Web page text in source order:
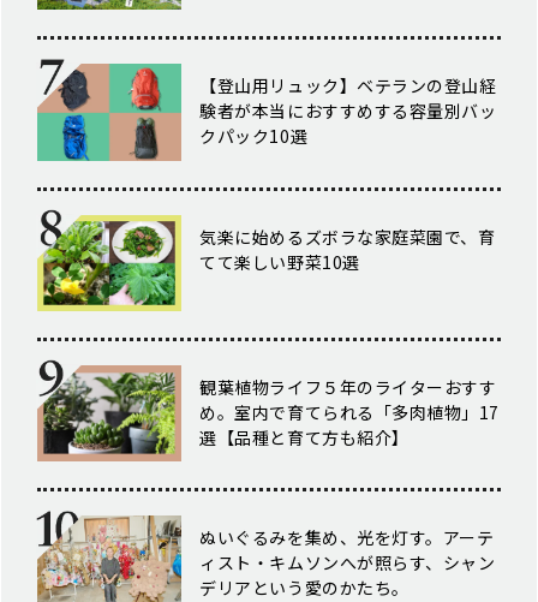
【登山用リュック】ベテランの登山経
験者が本当におすすめする容量別バッ
クパック10選
気楽に始めるズボラな家庭菜園で、育
てて楽しい野菜10選
観葉植物ライフ５年のライターおすす
め。室内で育てられる「多肉植物」17
選【品種と育て方も紹介】
ぬいぐるみを集め、光を灯す。アーテ
ィスト・キムソンへが照らす、シャン
デリアという愛のかたち。